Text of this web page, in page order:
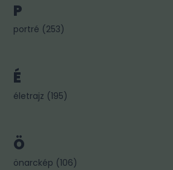
P
portré (253)
É
életrajz (195)
Ö
önarckép (106)